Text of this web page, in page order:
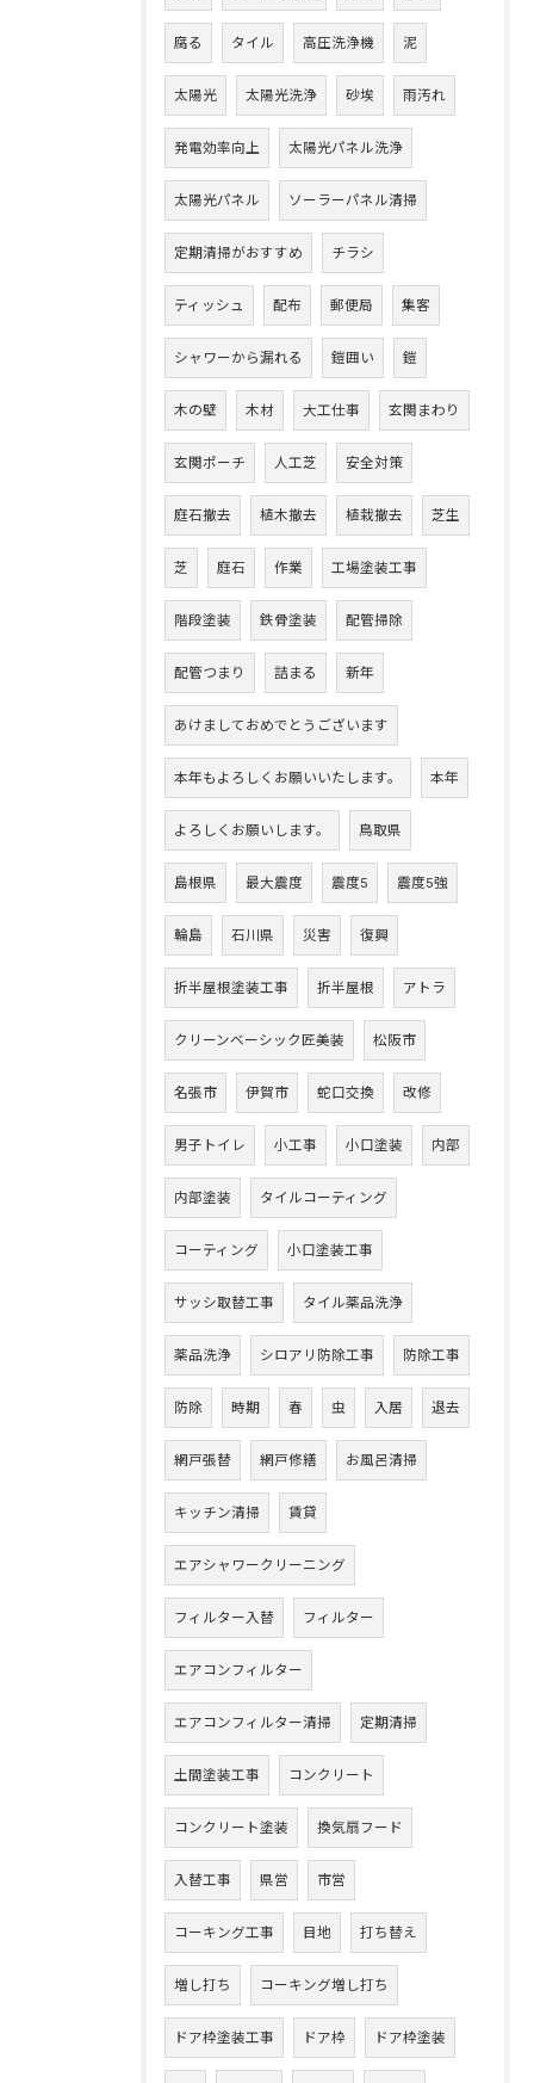
腐る タイル 高圧洗浄機 泥
太陽光 太陽光洗浄 砂埃 雨汚れ
発電効率向上 太陽光パネル洗浄
太陽光パネル ソーラーパネル清掃
定期清掃がおすすめ チラシ
ティッシュ 配布 郵便局 集客
シャワーから漏れる 鎧囲い 鎧
木の壁 木材 大工仕事 玄関まわり
玄関ポーチ 人工芝 安全対策
庭石撤去 植木撤去 植栽撤去 芝生
芝 庭石 作業 工場塗装工事
階段塗装 鉄骨塗装 配管掃除
配管つまり 詰まる 新年
あけましておめでとうございます
本年もよろしくお願いいたします。 本年
よろしくお願いします。 鳥取県
島根県 最大震度 震度5 震度5強
輪島 石川県 災害 復興
折半屋根塗装工事 折半屋根 アトラ
クリーンベーシック匠美装 松阪市
名張市 伊賀市 蛇口交換 改修
男子トイレ 小工事 小口塗装 内部
内部塗装 タイルコーティング
コーティング 小口塗装工事
サッシ取替工事 タイル薬品洗浄
薬品洗浄 シロアリ防除工事 防除工事
防除 時期 春 虫 入居 退去
網戸張替 網戸修繕 お風呂清掃
キッチン清掃 賃貸
エアシャワークリーニング
フィルター入替 フィルター
エアコンフィルター
エアコンフィルター清掃 定期清掃
土間塗装工事 コンクリート
コンクリート塗装 換気扇フード
入替工事 県営 市営
コーキング工事 目地 打ち替え
増し打ち コーキング増し打ち
ドア枠塗装工事 ドア枠 ドア枠塗装